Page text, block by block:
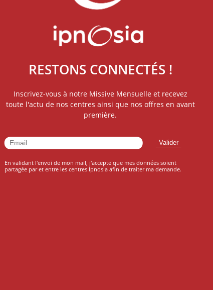
RESTONS CONNECTÉS !
Inscrivez-vous à notre Missive Mensuelle et recevez
toute l'actu de nos centres ainsi que nos offres en avant
première.
En validant l'envoi de mon mail, j'accepte que mes données soient
partagée par et entre les centres Ipnosia afin de traiter ma demande.